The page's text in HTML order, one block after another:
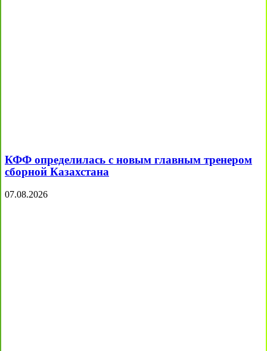
КФФ определилась с новым главным тренером
сборной Казахстана
07.08.2026